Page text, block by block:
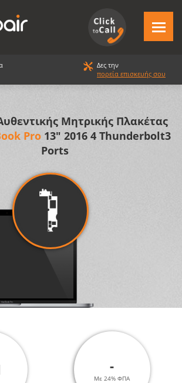
Δες την
πορεία επισκευής σου
Μητρικής Πλακέτας
Pro13" 2016 4 Thunderbolt3
Ports
-
Με 24% ΦΠΑ